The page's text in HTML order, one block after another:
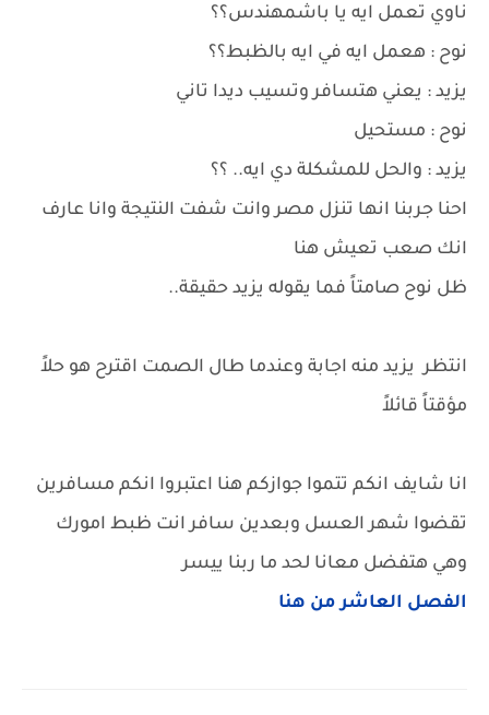
ناوي تعمل ايه يا باشمهندس؟؟
نوح : هعمل ايه في ايه بالظبط؟؟
يزيد : يعني هتسافر وتسيب ديدا تاني
نوح : مستحيل
يزيد : والحل للمشكلة دي ايه.. ؟؟
احنا جربنا انها تنزل مصر وانت شفت النتيجة وانا عارف
انك صعب تعيش هنا
ظل نوح صامتاً فما يقوله يزيد حقيقة..
انتظر يزيد منه اجابة وعندما طال الصمت اقترح هو حلاً
مؤقتاً قائلاً
انا شايف انكم تتموا جوازكم هنا اعتبروا انكم مسافرين
تقضوا شهر العسل وبعدين سافر انت ظبط امورك
وهي هتفضل معانا لحد ما ربنا ييسر
الفصل العاشر من هنا